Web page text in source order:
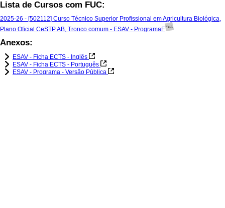
Lista de Cursos com FUC:
2025-26 - [502112] Curso Técnico Superior Profissional em Agricultura Biológica,
Plano Oficial CeSTP AB, Tronco comum - ESAV - ProgramaF
Anexos:
ESAV - Ficha ECTS - Inglês
ESAV - Ficha ECTS - Português
ESAV - Programa - Versão Pública